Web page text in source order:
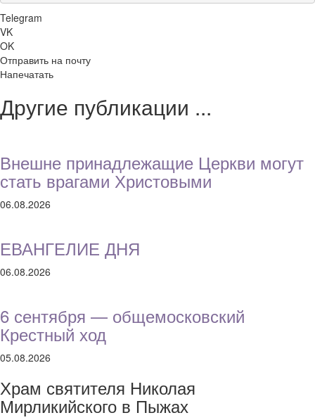
Telegram
VK
OK
Отправить на почту
Напечатать
Другие публикации ...
Внешне принадлежащие Церкви могут
стать врагами Христовыми
06.08.2026
ЕВАНГЕЛИЕ ДНЯ
06.08.2026
6 сентября — общемосковский
Крестный ход
05.08.2026
Храм святителя Николая
Мирликийского в Пыжах